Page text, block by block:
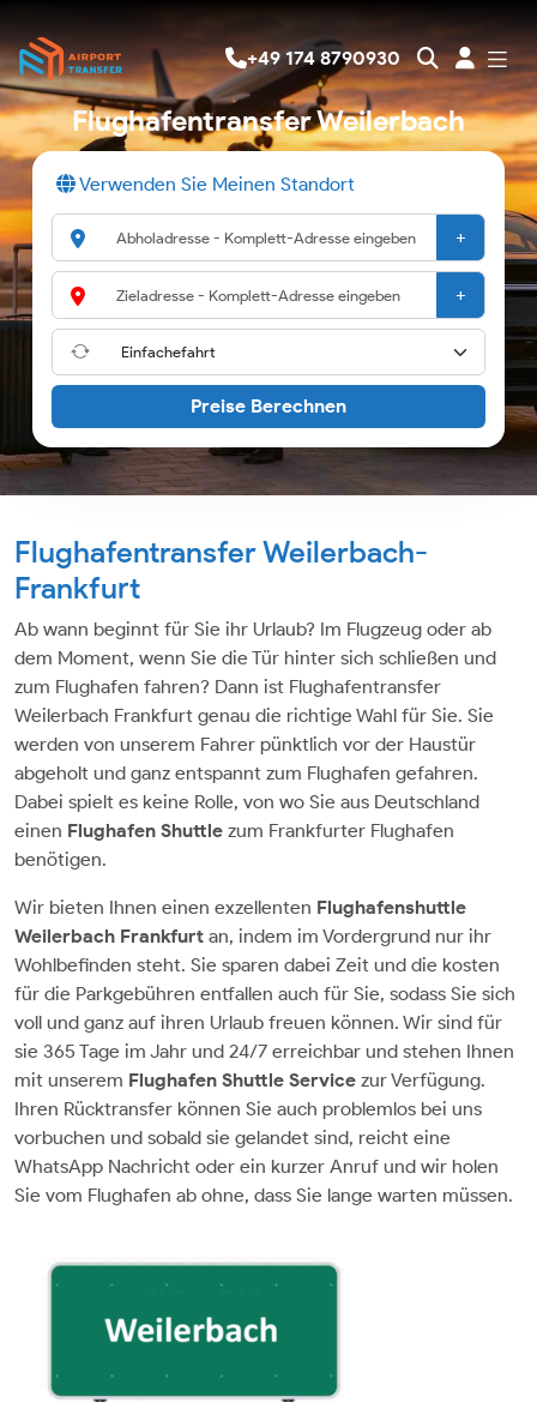
+49 174 8790930
Flughafentransfer Weilerbach
Verwenden Sie Meinen Standort
+
+
Preise Berechnen
Flughafentransfer Weilerbach-
Frankfurt
Ab wann beginnt für Sie ihr Urlaub? Im Flugzeug oder ab
dem Moment, wenn Sie die Tür hinter sich schließen und
zum Flughafen fahren? Dann ist Flughafentransfer
Weilerbach Frankfurt genau die richtige Wahl für Sie. Sie
werden von unserem Fahrer pünktlich vor der Haustür
abgeholt und ganz entspannt zum Flughafen gefahren.
Dabei spielt es keine Rolle, von wo Sie aus Deutschland
einen Flughafen Shuttle zum Frankfurter Flughafen
benötigen.
Wir bieten Ihnen einen exzellenten Flughafenshuttle
Weilerbach Frankfurt an, indem im Vordergrund nur ihr
Wohlbefinden steht. Sie sparen dabei Zeit und die kosten
für die Parkgebühren entfallen auch für Sie, sodass Sie sich
voll und ganz auf ihren Urlaub freuen können. Wir sind für
sie 365 Tage im Jahr und 24/7 erreichbar und stehen Ihnen
mit unserem Flughafen Shuttle Service zur Verfügung.
Ihren Rücktransfer können Sie auch problemlos bei uns
vorbuchen und sobald sie gelandet sind, reicht eine
WhatsApp Nachricht oder ein kurzer Anruf und wir holen
Sie vom Flughafen ab ohne, dass Sie lange warten müssen.